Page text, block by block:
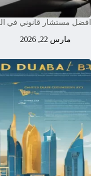
افضل مستشار قانوني في
مارس 22, 2026